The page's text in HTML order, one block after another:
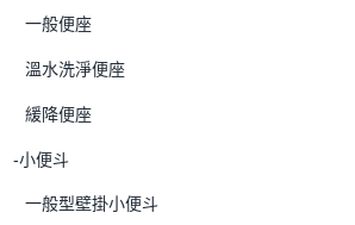
一般便座
溫水洗淨便座
緩降便座
-小便斗
一般型壁掛小便斗